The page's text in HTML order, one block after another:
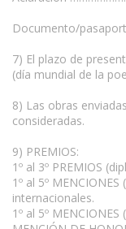
Documento/
7) El plazo de
(día mundial de la
8) Las obras
consideradas.
9) PREMIOS:
1º al 3º PREMIOS
1º al 5º
internacionales.
1º al 5º